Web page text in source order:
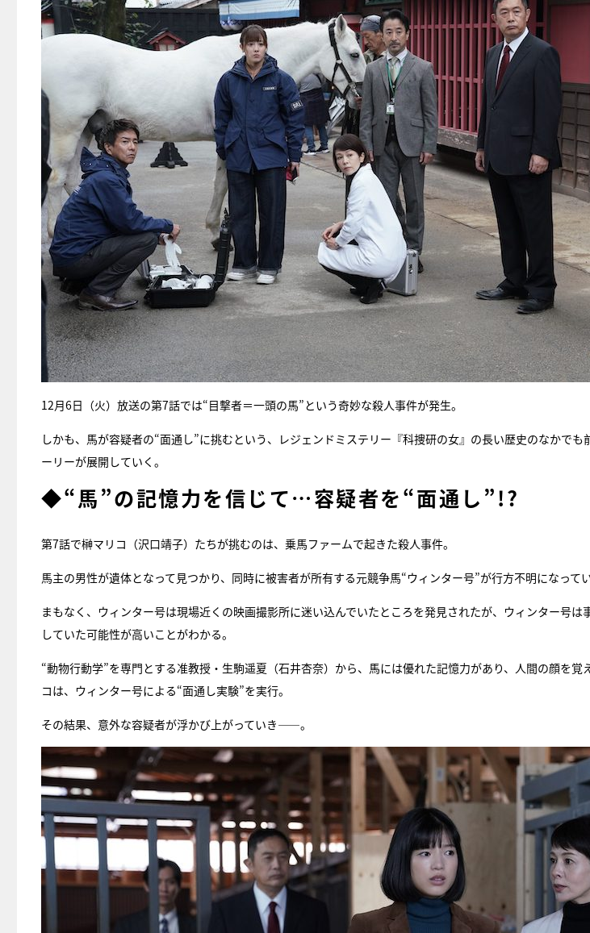
12月6日（火）放送の第7話では“目撃者＝一頭の馬”という奇妙な殺人事件が発生。
しかも、馬が容疑者の“面通し”に挑むという、レジェンドミステリー『科捜研の女』の長い歴史のなかでも
ーリーが展開していく。
◆“馬”の記憶力を信じて…容疑者を“面通し”!?
第7話で榊マリコ（沢口靖子）たちが挑むのは、乗馬ファームで起きた殺人事件。
馬主の男性が遺体となって見つかり、同時に被害者が所有する元競争馬“ウィンター号”が行方不明になって
まもなく、ウィンター号は現場近くの映画撮影所に迷い込んでいたところを発見されたが、ウィンター号は
していた可能性が高いことがわかる。
“動物行動学”を専門とする准教授・生駒遥夏（石井杏奈）から、馬には優れた記憶力があり、人間の顔を覚
コは、ウィンター号による“面通し実験”を実行。
その結果、意外な容疑者が浮かび上がっていき――。